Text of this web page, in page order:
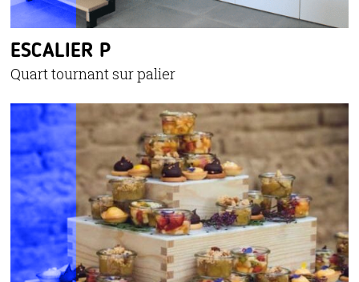
ESCALIER P
Quart tournant sur palier